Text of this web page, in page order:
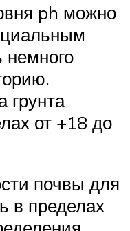
ph можно
немного
грунта
от +18 до
почвы для
в пределах